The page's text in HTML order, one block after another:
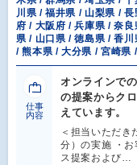
川県 / 福井県 / 山梨県 /
府 / 大阪府 / 兵庫県 / 奈
県 / 山口県 / 徳島県 / 香
/ 熊本県 / 大分県 / 宮崎県
仕事
内容
オンラインで
の提案からク
えています。
＜担当いただき
分）の実施 ・
ス提案および…